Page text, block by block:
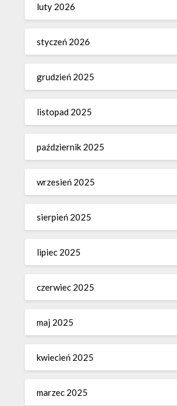
luty 2026
styczeń 2026
grudzień 2025
listopad 2025
październik 2025
wrzesień 2025
sierpień 2025
lipiec 2025
czerwiec 2025
maj 2025
kwiecień 2025
marzec 2025